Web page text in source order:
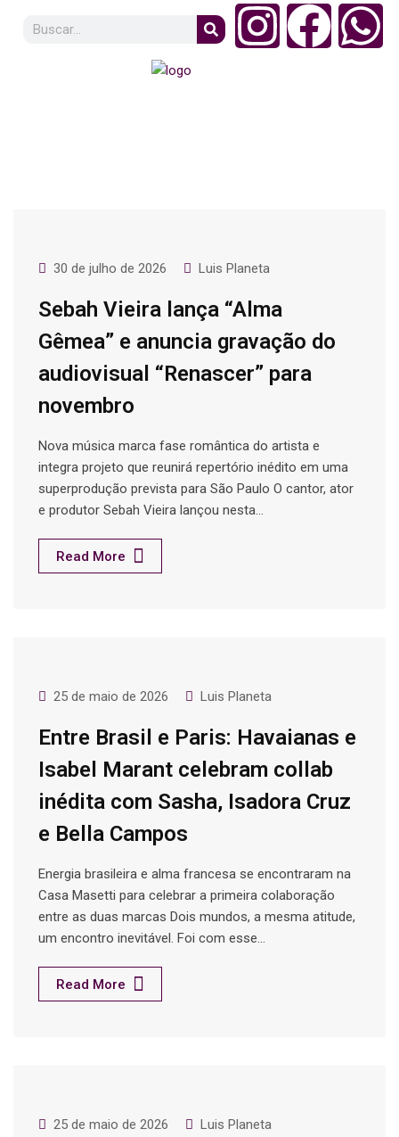
30 de julho de 2026 Luis Planeta
Sebah Vieira lança “Alma
Gêmea” e anuncia gravação do
audiovisual “Renascer” para
novembro
Nova música marca fase romântica do artista e
integra projeto que reunirá repertório inédito em uma
superprodução prevista para São Paulo O cantor, ator
e produtor Sebah Vieira lançou nesta…
Read More
25 de maio de 2026 Luis Planeta
Entre Brasil e Paris: Havaianas e
Isabel Marant celebram collab
inédita com Sasha, Isadora Cruz
e Bella Campos
Energia brasileira e alma francesa se encontraram na
Casa Masetti para celebrar a primeira colaboração
entre as duas marcas Dois mundos, a mesma atitude,
um encontro inevitável. Foi com esse…
Read More
25 de maio de 2026 Luis Planeta